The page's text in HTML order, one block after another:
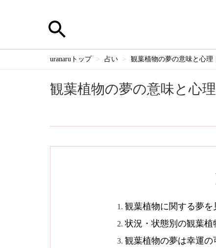
uranaruトップ 占い 観葉植物の夢の意味と心理
観葉植物の夢の意味と心
観葉植物に関する夢
状況・状態別の観葉
観葉植物の夢は幸運